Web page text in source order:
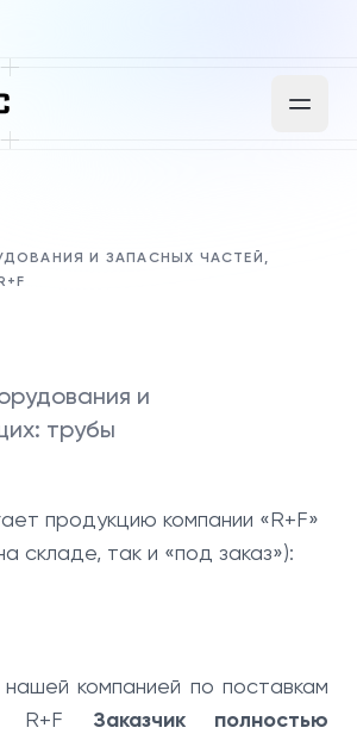
И ЗАПАСНЫХ ЧАСТЕЙ,
и
трубы
продукцию компании «R+F»
складе, так и «под заказ»):
компанией по поставкам
R+F Заказчик полностью